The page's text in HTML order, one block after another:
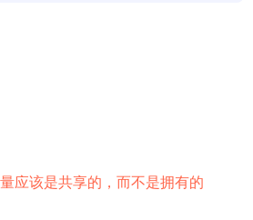
应该是共享的，而不是拥有的